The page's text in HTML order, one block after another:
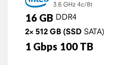
3.6 GHz 4c/8t
16 GB DDR4
2× 512 GB (SSD SATA)
1 Gbps 100 TB